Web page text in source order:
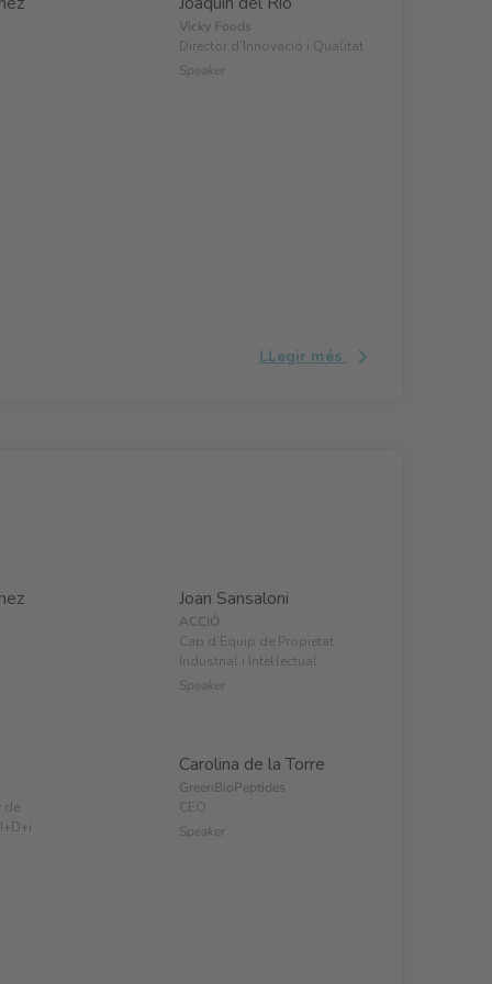
Vicky Foods
Director d’Innovació i Qualitat
Speaker
LLegir més
Joan Sansaloni
ACCIÓ
Cap d’Equip de Propietat
Industrial i Intel·lectual
Speaker
de
Carolina de la Torre
GreenBioPeptides
CEO
Speaker